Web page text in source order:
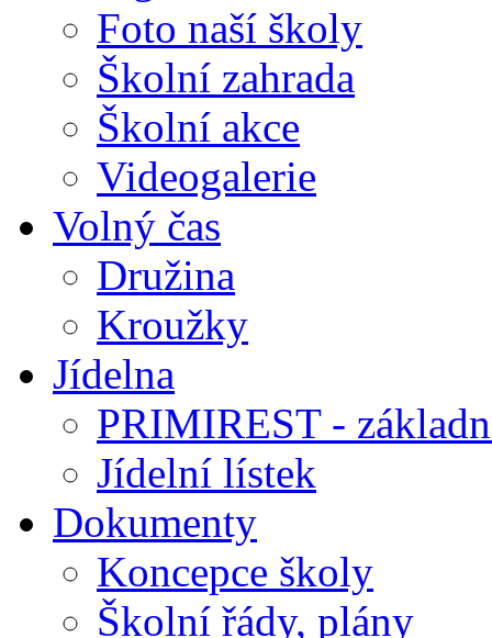
Foto naší školy
Školní zahrada
Školní akce
Videogalerie
Volný čas
Družina
Kroužky
Jídelna
PRIMIREST -
Jídelní lístek
Dokumenty
Koncepce školy
Školní řády, plány